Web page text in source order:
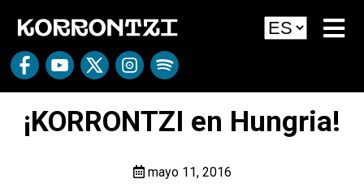
¡KORRONTZI en Hungria!
mayo 11, 2016